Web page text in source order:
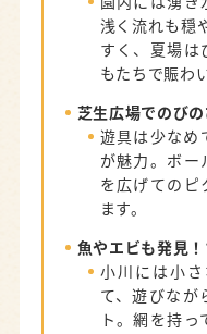
浅く流れも穏
すく、夏場は
もたちで賑わ
芝生広場でのび
遊具は少なめ
が魅力。ボー
を広げてのピ
ます。
魚やエビも発見
小川には小
て、遊びなが
ト。網を持